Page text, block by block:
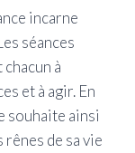
incarne
séances
à
et à agir. En
souhaite ainsi
de sa vie